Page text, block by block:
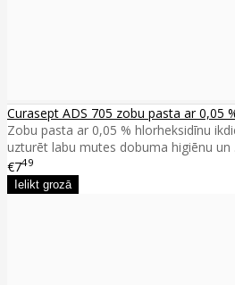
Curasept ADS 705 zobu pasta ar 0,05
Zobu pasta ar 0,05 % hlorheksidīnu
uzturēt labu mutes dobuma higiēnu un
€749